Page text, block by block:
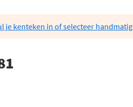
je kenteken in of selecteer handmatig